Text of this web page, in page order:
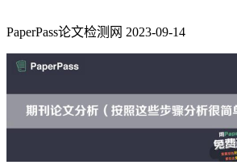
PaperPass论文检测网 2023-09-14